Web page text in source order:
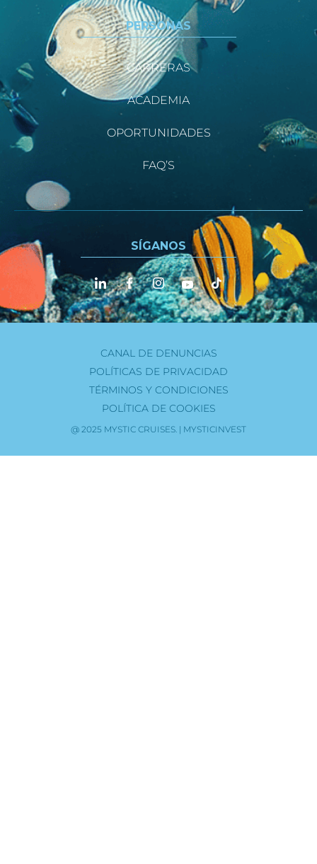
PERSONAS
CARRERAS
ACADEMIA
OPORTUNIDADES
FAQ’S
SÍGANOS
@ 2025 MYSTIC CRUISES. | MYSTICINVEST
CANAL DE DENUNCIAS
POLÍTICAS DE PRIVACIDAD
TÉRMINOS Y CONDICIONES
POLÍTICA DE COOKIES